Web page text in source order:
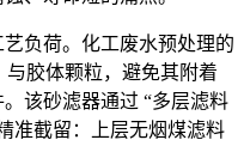
负荷。化工废水预处理的
与胶体颗粒，避免其附着
该砂滤器通过 “多层滤料
准截留：上层无烟煤滤料